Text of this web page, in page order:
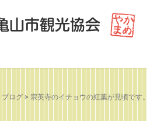
ブログ > 宗英寺のイチョウの紅葉が見頃です